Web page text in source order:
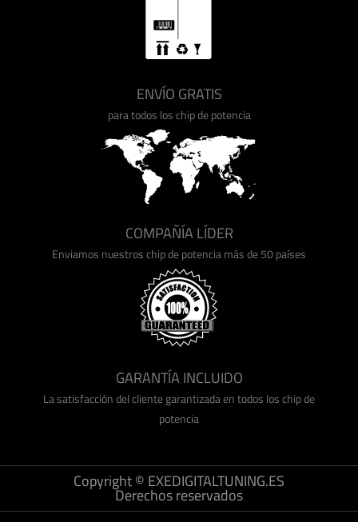
ENVÍO GRATIS
para todos los chip de potencia
COMPAÑÍA LÍDER
Enviamos nuestros chip de potencia más de 50 países
GARANTÍA INCLUIDO
La satisfacción del cliente garantizada en todos los chip de
potencia
Copyright © EXEDIGITALTUNING.ES
Derechos reservados